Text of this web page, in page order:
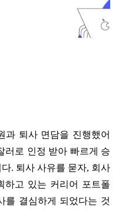
과 퇴사 면담을 진행했어
러로 인정 받아 빠르게 승
. 퇴사 사유를 묻자, 회사
하고 있는 커리어 포트폴
를 결심하게 되었다는 것